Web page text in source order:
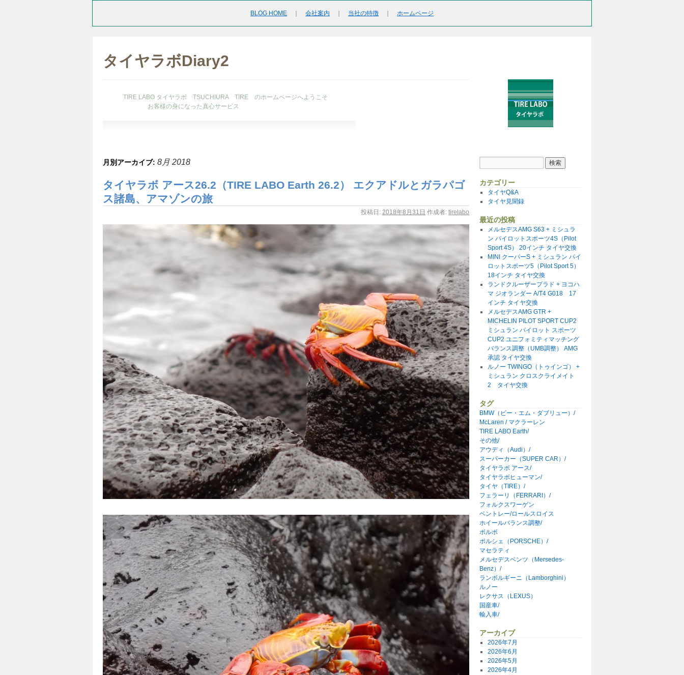
BLOG HOME 会社案内 当社の特徴 ホームページ
タイヤラボDiary2
TIRE LABO タイヤラボ TSUCHIURA TIRE のホームページへようこそ
お客様の身になった真心サービス
月別アーカイブ: 8月 2018
タイヤラボ アース26.2（TIRE LABO Earth 26.2） エクアドルとガラパゴ
ス諸島、アマゾンの旅
投稿日: 2018年8月31日 作成者: tirelabo
カテゴリー
タイヤQ&A
タイヤ見聞録
最近の投稿
メルセデスAMG S63 + ミシュラ
ン パイロットスポーツ4S（Pilot
Sport 4S） 20インチ タイヤ交換
MINI クーパーS + ミシュラン パイ
ロットスポーツ5（Pilot Sport 5）
18インチ タイヤ交換
ランドクルーザープラド + ヨコハ
マ ジオランダー A/T4 G018 17
インチ タイヤ交換
メルセデスAMG GTR +
MICHELIN PILOT SPORT CUP2
ミシュラン パイロット スポーツ
CUP2 ユニフォミティマッチング
バランス調整（UMB調整） AMG
承認 タイヤ交換
ルノー TWINGO（トゥインゴ） +
ミシュラン クロスクライメイト
2 タイヤ交換
タグ
BMW（ビー・エム・ダブリュー）/
McLaren / マクラーレン
TIRE LABO Earth/
その他/
アウディ（Audi）/
スーパーカー（SUPER CAR）/
タイヤラボ アース/
タイヤラボヒューマン/
タイヤ（TIRE）/
フェラーリ（FERRARI）/
フォルクスワーゲン
ベントレー/ロールスロイス
ホイールバランス調整/
ボルボ
ポルシェ（PORSCHE）/
マセラティ
メルセデスベンツ（Mersedes-
Benz）/
ランボルギーニ（Lamborghini）
ルノー
レクサス（LEXUS）
国産車/
輸入車/
アーカイブ
2026年7月
2026年6月
2026年5月
2026年4月